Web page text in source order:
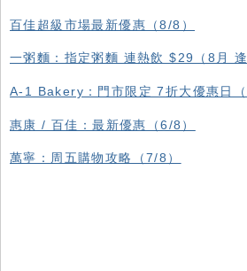
百佳超級市場最新優惠（8/8）
一粥麵：指定粥麵 連熱飲 $29（8月 逢
A-1 Bakery：門市限定 7折大優惠日（
惠康 / 百佳：最新優惠（6/8）
萬寧：周五購物攻略（7/8）